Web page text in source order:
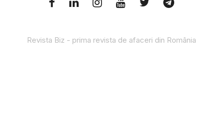
Revista Biz - prima revista de afaceri din România